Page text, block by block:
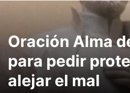
Oración Alma
para pedir
alejar el mal